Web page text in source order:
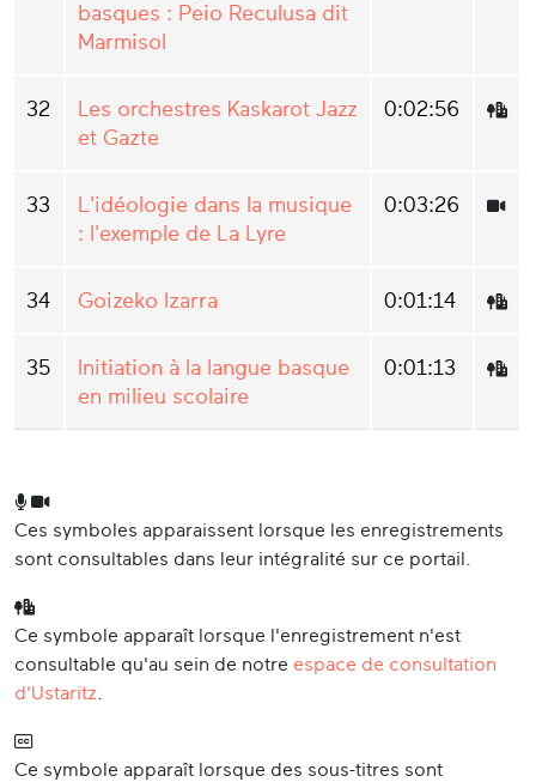
basques : Peio Reculusa dit
Marmisol
32
Les orchestres Kaskarot Jazz
et Gazte
0:02:56
33
L'idéologie dans la musique
: l'exemple de La Lyre
0:03:26
34 Goizeko Izarra 0:01:14
35
Initiation à la langue basque
en milieu scolaire
0:01:13
Ces symboles apparaissent lorsque les enregistrements
sont consultables dans leur intégralité sur ce portail.
Ce symbole apparaît lorsque l'enregistrement n'est
consultable qu'au sein de notre espace de consultation
d'Ustaritz
Ce symbole apparaît lorsque des sous-titres sont